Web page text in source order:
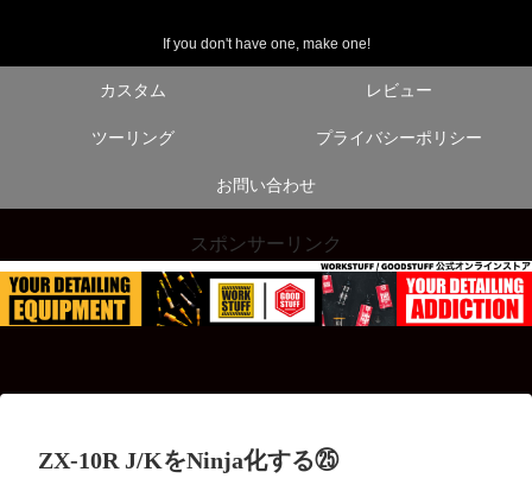
If you don't have one, make one!
カスタム レビュー
ツーリング プライバシーポリシー
お問い合わせ
スポンサーリンク
ZX-10R J/KをNinja化する㉕